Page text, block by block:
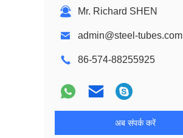
Mr. Richard SHEN
admin@steel-tubes.com
86-574-88255925
अब संपर्क करें